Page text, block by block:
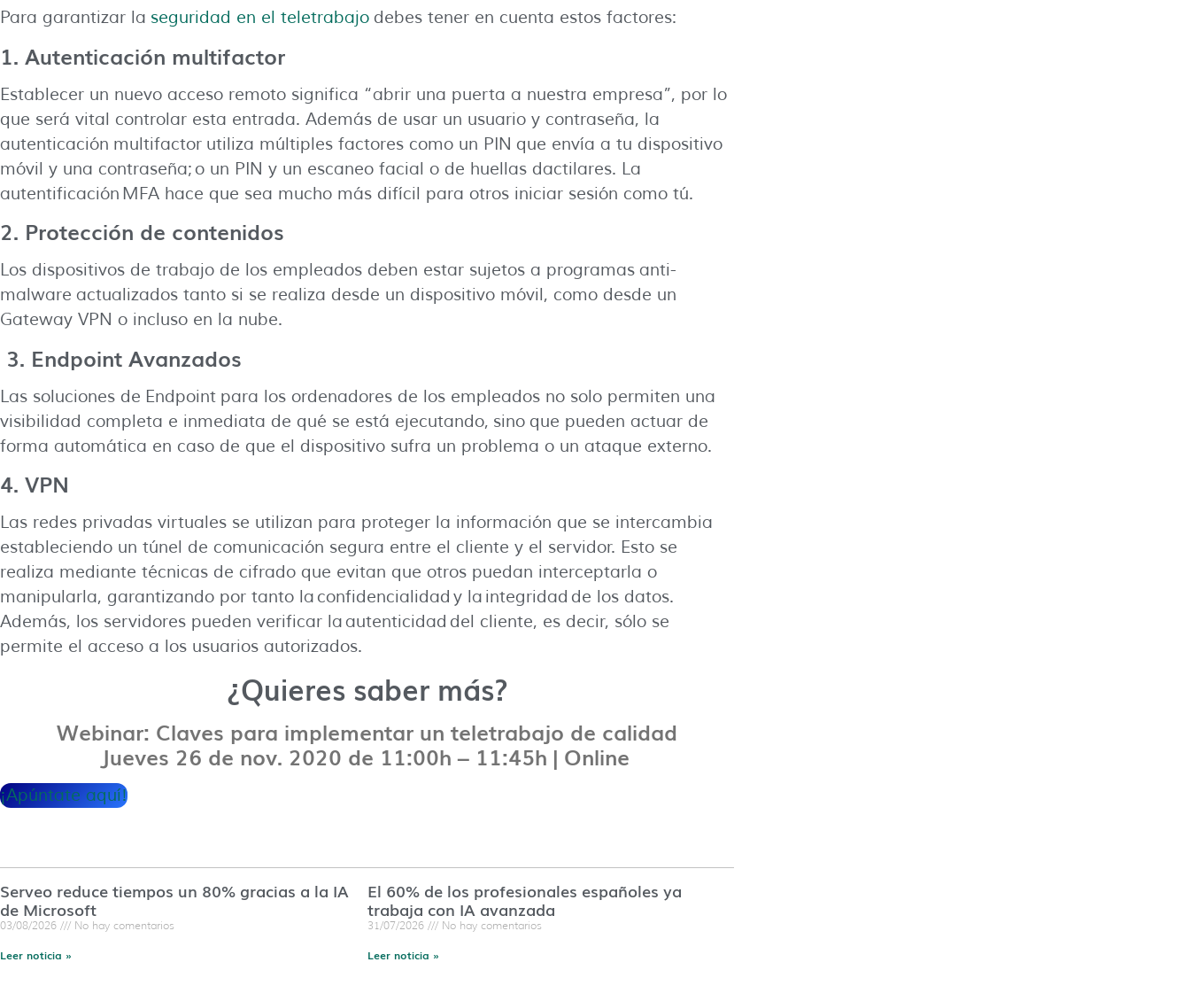
Para garantizar la seguridad en el teletrabajo debes tener en cuenta estos factores:
1. Autenticación multifactor
Establecer un nuevo acceso remoto significa “abrir una puerta a nuestra empresa”, por lo
que será vital controlar esta entrada. Además de usar un usuario y contraseña, la
autenticación multifactor utiliza múltiples factores como un PIN que envía a tu dispositivo
móvil y una contraseña; o un PIN y un escaneo facial o de huellas dactilares. La
autentificación MFA hace que sea mucho más difícil para otros iniciar sesión como tú.
2. Protección de contenidos
Los dispositivos de trabajo de los empleados deben estar sujetos a programas anti-
malware actualizados tanto si se realiza desde un dispositivo móvil, como desde un
Gateway VPN o incluso en la nube.
3. Endpoint Avanzados
Las soluciones de Endpoint para los ordenadores de los empleados no solo permiten una
visibilidad completa e inmediata de qué se está ejecutando, sino que pueden actuar de
forma automática en caso de que el dispositivo sufra un problema o un ataque externo.
4. VPN
Las redes privadas virtuales se utilizan para proteger la información que se intercambia
estableciendo un túnel de comunicación segura entre el cliente y el servidor. Esto se
realiza mediante técnicas de cifrado que evitan que otros puedan interceptarla o
manipularla, garantizando por tanto la confidencialidad y la integridad de los datos.
Además, los servidores pueden verificar la autenticidad del cliente, es decir, sólo se
permite el acceso a los usuarios autorizados.
¿Quieres saber más?
Webinar: Claves para implementar un teletrabajo de calidad
Jueves 26 de nov. 2020 de 11:00h – 11:45h | Online
¡Apúntate aquí!
Serveo reduce tiempos un 80% gracias a la IA
de Microsoft
03/08/2026 No hay comentarios
Leer noticia »
El 60% de los profesionales españoles ya
trabaja con IA avanzada
31/07/2026 No hay comentarios
Leer noticia »